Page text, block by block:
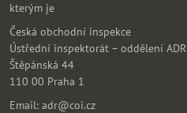
kterým je
Česká obchodní inspekce
Ústřední inspektorát – oddělení ADR
Štěpánská 44
110 00 Praha 1
Email: adr@coi.cz